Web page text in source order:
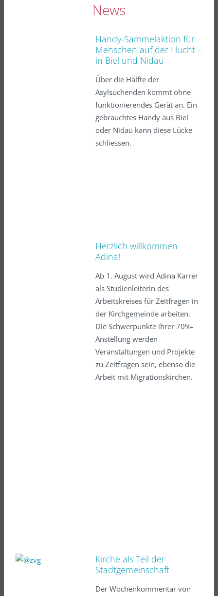
News
Handy-Sammelaktion für
Menschen auf der Flucht –
in Biel und Nidau
Über die Hälfte der
Asylsuchenden kommt ohne
funktionierendes Gerät an. Ein
gebrauchtes Handy aus Biel
oder Nidau kann diese Lücke
schliessen.
Herzlich willkommen
Adina!
Ab 1. August wird Adina Karrer
als Studienleiterin des
Arbeitskreises für Zeitfragen in
der Kirchgemeinde arbeiten.
Die Schwerpunkte ihrer 70%-
Anstellung werden
Veranstaltungen und Projekte
zu Zeitfragen sein, ebenso die
Arbeit mit Migrationskirchen.
Kirche als Teil der
Stadtgemeinschaft
Der Wochenkommentar von